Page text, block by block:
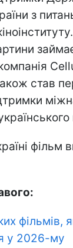
з
став
фільм
фільмів,
у 2026-му